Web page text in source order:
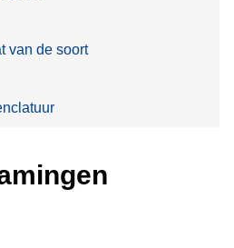
van de soort